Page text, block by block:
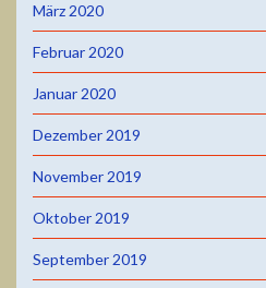
März 2020
Februar 2020
Januar 2020
Dezember 2019
November 2019
Oktober 2019
September 2019